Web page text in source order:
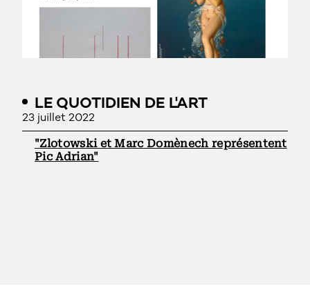
LE QUOTIDIEN DE L'ART
23 juillet 2022
"Zlotowski et Marc Domènech représentent
Pic Adrian"